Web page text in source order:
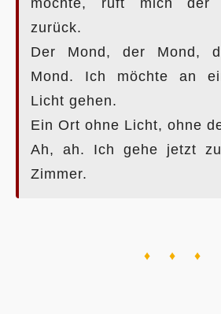
zurück.
Der Mond, der Mond,
Mond. Ich möchte an
Licht gehen.
Ein Ort ohne Licht, ohne
Ah, ah. Ich gehe jetzt
Zimmer.
♦ ♦ ♦